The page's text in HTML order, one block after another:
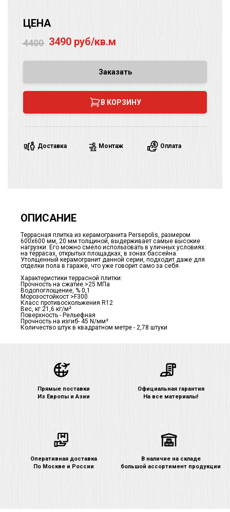
ЦЕНА
4400 3490 руб/кв.м
Заказать
В КОРЗИНУ
Доставка Монтаж Оплата
ОПИСАНИЕ
Террасная плитка из керамогранита Persepolis, размером
600х600 мм, 20 мм толщиной, выдерживает самые высокие
нагрузки. Его можно смело использовать в уличных условиях:
на террасах, открытых площадках, в зонах бассейна.
Утолщенный керамогранит данной серии, подходит даже для
отделки пола в гараже, что уже говорит само за себя.
Характеристики террасной плитки:
Прочность на сжатие >25 МПа
Водопоглощение, % 0,1
Морозостойкост >F300
Класс противоскольжения R12
Вес, кг 21,6 кг/м²
Поверхность - Рельефная
Прочность на изгиб- 45 N/мм²
Количество штук в квадратном метре - 2,78 штуки
Прямые поставки
Из Европы и Азии
Официальная гарантия
На все материалы!
Оперативная доставка
По Москве и России
В наличие на складе
большой ассортимент продукции